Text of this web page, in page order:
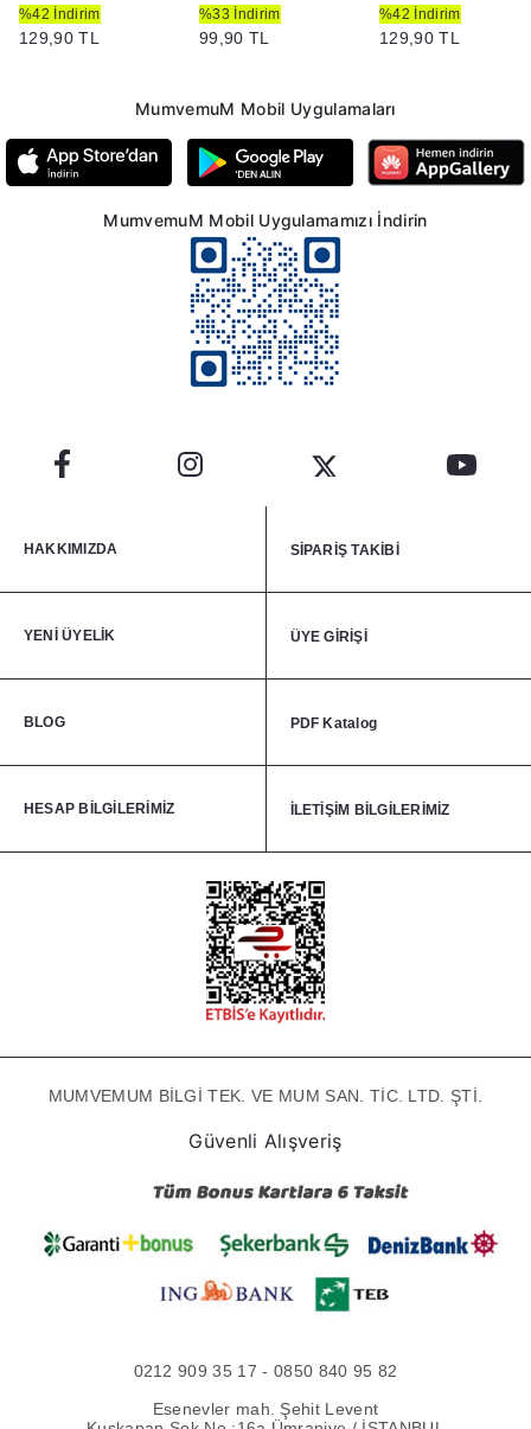
%42 İndirim
129,90 TL
%33 İndirim
99,90 TL
%42 İndirim
129,90 TL
MumvemuM Mobil Uygulamaları
MumvemuM Mobil Uygulamamızı İndirin
HAKKIMIZDA SİPARİŞ TAKİBİ
YENİ ÜYELİK ÜYE GİRİŞİ
BLOG PDF Katalog
HESAP BİLGİLERİMİZ İLETİŞİM BİLGİLERİMİZ
MUMVEMUM BİLGİ TEK. VE MUM SAN. TİC. LTD. ŞTİ.
Güvenli Alışveriş
0212 909 35 17 - 0850 840 95 82
Esenevler mah. Şehit Levent